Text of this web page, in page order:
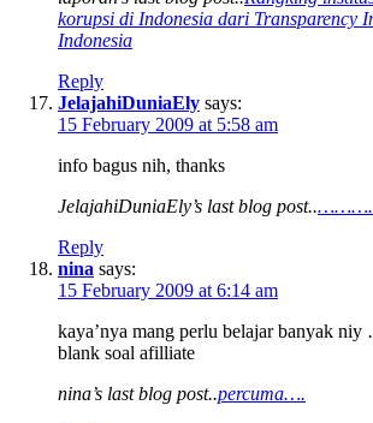
korupsi di Indonesia dari Transparency
Indonesia
Reply
JelajahiDuniaEly says:
15 February 2009 at 5:58 am
info bagus nih, thanks
JelajahiDuniaEly’s last blog post..
Reply
nina says:
15 February 2009 at 6:14 am
kaya’nya mang perlu belajar banyak
blank soal afilliate
nina’s last blog post..percuma….